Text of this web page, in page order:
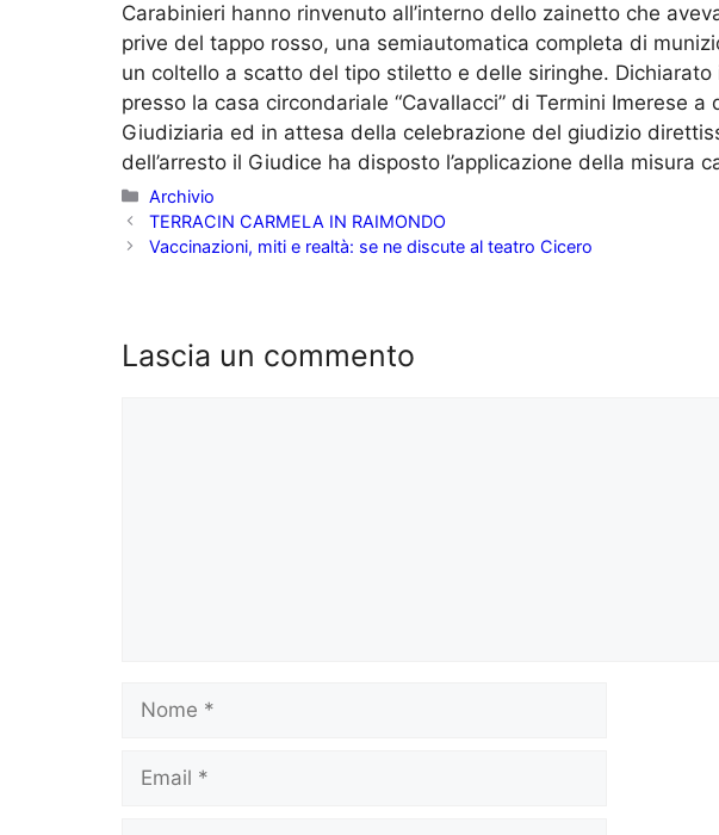
Carabinieri hanno rinvenuto all’interno dello zainetto che
prive del tappo rosso, una semiautomatica completa di
un coltello a scatto del tipo stiletto e delle siringhe.
presso la casa circondariale “Cavallacci” di Termini Imerese a
Giudiziaria ed in attesa della celebrazione del giudizio
dell’arresto il Giudice ha disposto l’applicazione della misura
Categorie
Archivio
TERRACIN CARMELA IN RAIMONDO
Vaccinazioni, miti e realtà: se ne discute al teatro Cicero
Lascia un commento